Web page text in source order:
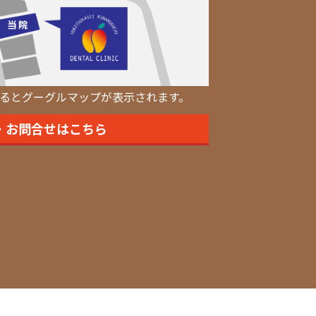
グーグルマップが表示されます。
お問合せはこちら